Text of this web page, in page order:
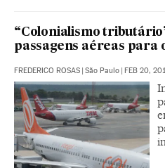
“Colonialismo
passagens aéreas para
FREDERICO ROSAS São Paulo FEB 20,